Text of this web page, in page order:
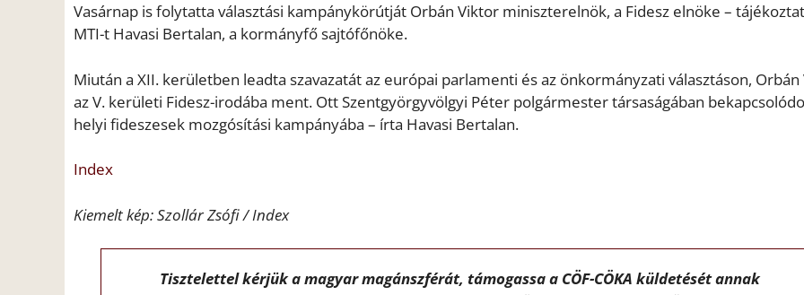
Vasárnap is folytatta választási kampánykörútját Orbán Viktor miniszterelnök, a Fidesz elnöke –
MTI-t Havasi Bertalan, a kormányfő sajtófőnöke.
Miután a XII. kerületben leadta szavazatát az európai parlamenti és az önkormányzati választáson,
az V. kerületi Fidesz-irodába ment. Ott Szentgyörgyvölgyi Péter polgármester társaságában
helyi fideszesek mozgósítási kampányába – írta Havasi Bertalan.
Index
Kiemelt kép:Szollár Zsófi / Index
Tisztelettel kérjük a magyar magánszférát, támogassa a CÖF-CÖKA küldetését annak